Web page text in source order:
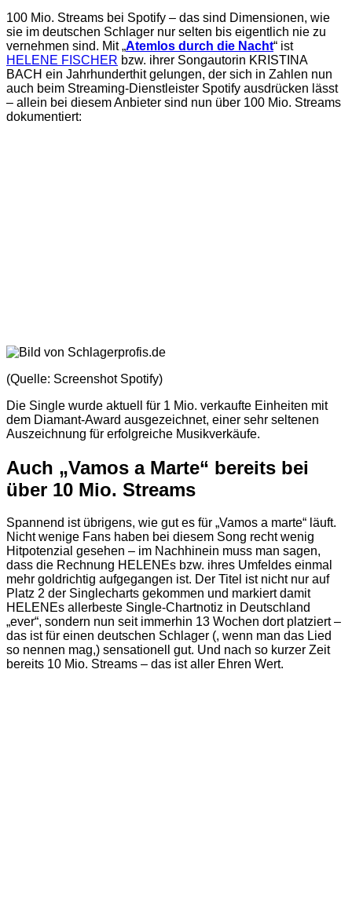
100 Mio. Streams bei Spotify – das sind Dimensionen, wie
sie im deutschen Schlager nur selten bis eigentlich nie zu
vernehmen sind. Mit „Atemlos durch die Nacht“ ist
HELENE FISCHER bzw. ihrer Songautorin KRISTINA
BACH ein Jahrhunderthit gelungen, der sich in Zahlen nun
auch beim Streaming-Dienstleister Spotify ausdrücken lässt
– allein bei diesem Anbieter sind nun über 100 Mio. Streams
dokumentiert:
(Quelle: Screenshot Spotify)
Die Single wurde aktuell für 1 Mio. verkaufte Einheiten mit
dem Diamant-Award ausgezeichnet, einer sehr seltenen
Auszeichnung für erfolgreiche Musikverkäufe.
Auch „Vamos a Marte“ bereits bei
über 10 Mio. Streams
Spannend ist übrigens, wie gut es für „Vamos a marte“ läuft.
Nicht wenige Fans haben bei diesem Song recht wenig
Hitpotenzial gesehen – im Nachhinein muss man sagen,
dass die Rechnung HELENEs bzw. ihres Umfeldes einmal
mehr goldrichtig aufgegangen ist. Der Titel ist nicht nur auf
Platz 2 der Singlecharts gekommen und markiert damit
HELENEs allerbeste Single-Chartnotiz in Deutschland
„ever“, sondern nun seit immerhin 13 Wochen dort platziert –
das ist für einen deutschen Schlager (, wenn man das Lied
so nennen mag,) sensationell gut. Und nach so kurzer Zeit
bereits 10 Mio. Streams – das ist aller Ehren Wert.